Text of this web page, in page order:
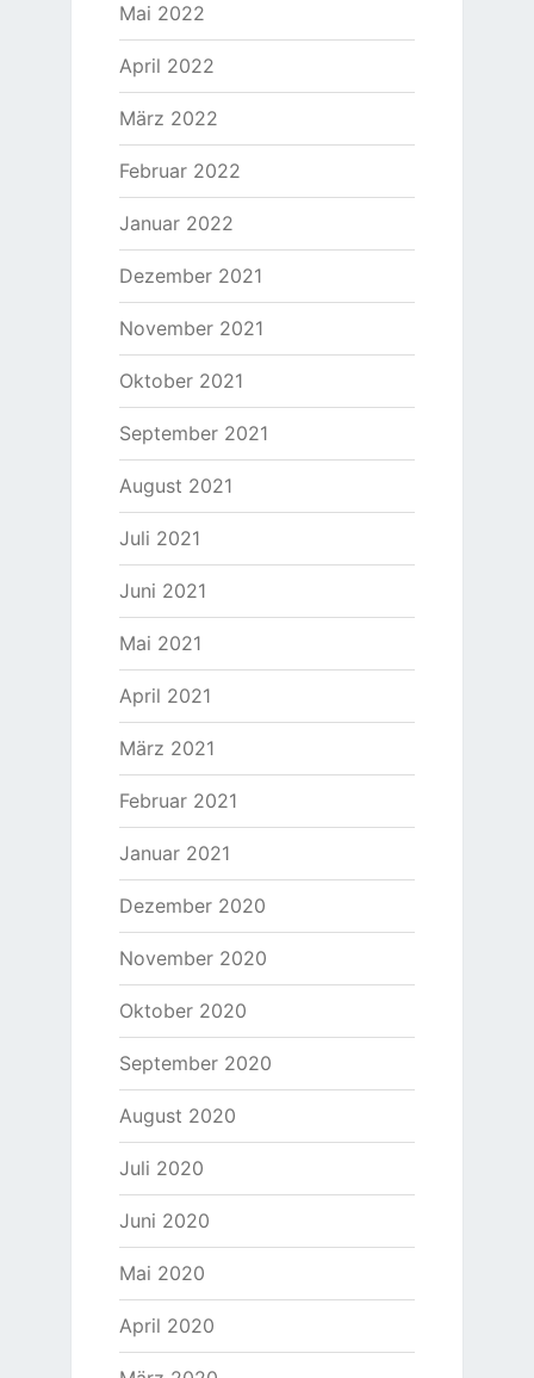
Mai 2022
April 2022
März 2022
Februar 2022
Januar 2022
Dezember 2021
November 2021
Oktober 2021
September 2021
August 2021
Juli 2021
Juni 2021
Mai 2021
April 2021
März 2021
Februar 2021
Januar 2021
Dezember 2020
November 2020
Oktober 2020
September 2020
August 2020
Juli 2020
Juni 2020
Mai 2020
April 2020